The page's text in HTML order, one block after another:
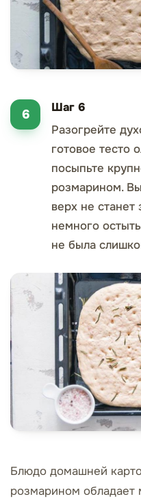
Шаг 6
Разогрейте
готовое тесто
посыпьте
розмарином.
верх не станет
немного
не была
Блюдо домашней
розмарином